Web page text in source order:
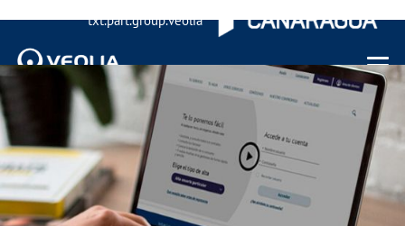
txt.part.group.veolia
Menu